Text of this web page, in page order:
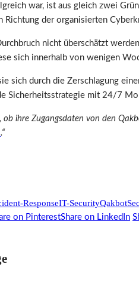
war, ist aus gleich zwei
Richtung der organisierten
nicht überschätzt
sich innerhalb von wenigen
sich durch die Zerschlagung
Sicherheitsstrategie mit 24/7
ihre Zugangsdaten von den
.“
ResponseIT-SecurityQakbot
on PinterestShare on LinkedIn